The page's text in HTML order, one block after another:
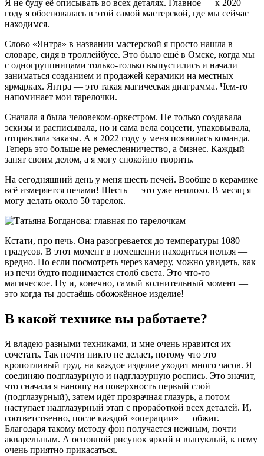
Я не буду её описывать во всех деталях. Главное — к 2020
году я обосновалась в этой самой мастерской, где мы сейчас
находимся.
Слово «Янтра» в названии мастерской я просто нашла в
словаре, сидя в троллейбусе. Это было ещё в Омске, когда мы
с одногруппницами только-только выпустились и начали
заниматься созданием и продажей керамики на местных
ярмарках. Янтра — это такая магическая диаграмма. Чем-то
напоминает мои тарелочки.
Сначала я была человеком-оркестром. Не только создавала
эскизы и расписывала, но и сама вела соцсети, упаковывала,
отправляла заказы. А в 2022 году у меня появилась команда.
Теперь это больше не ремесленничество, а бизнес. Каждый
занят своим делом, а я могу спокойно творить.
На сегодняшний день у меня шесть печей. Вообще в керамике
всё измеряется печами! Шесть — это уже неплохо. В месяц я
могу делать около 50 тарелок.
Кстати, про печь. Она разогревается до температуры 1080
градусов. В этот момент в помещении находиться нельзя —
вредно. Но если посмотреть через камеру, можно увидеть, как
из печи будто поднимается столб света. Это что-то
магическое. Ну и, конечно, самый волнительный момент —
это когда ты достаёшь обожжённое изделие!
В какой технике вы работаете?
Я владею разными техниками, и мне очень нравится их
сочетать. Так почти никто не делает, потому что это
кропотливый труд, на каждое изделие уходит много часов. Я
соединяю подглазурную и надглазурную роспись. Это значит,
что сначала я наношу на поверхность первый слой
(подглазурный), затем идёт прозрачная глазурь, а потом
наступает надглазурный этап с проработкой всех деталей. И,
соответственно, после каждой «операции» — обжиг.
Благодаря такому методу фон получается нежным, почти
акварельным. А основной рисунок яркий и выпуклый, к нему
очень приятно прикасаться.